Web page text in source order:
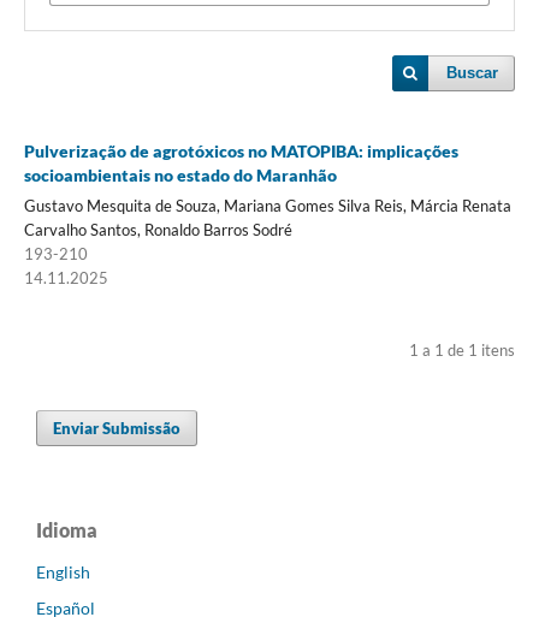
Buscar
Pulverização de agrotóxicos no MATOPIBA: implicações
socioambientais no estado do Maranhão
Gustavo Mesquita de Souza, Mariana Gomes Silva Reis, Márcia Renata
Carvalho Santos, Ronaldo Barros Sodré
193-210
14.11.2025
1 a 1 de 1 itens
Enviar Submissão
Idioma
English
Español